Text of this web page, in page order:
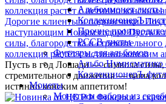
Альбоммонет листы
КоллекционерЪ
Прочие
РССВ листы
Футляры для альбомов
Альбо Нумисматико
КоллекционерЪ
Монеты
Монеты и наборы из
Дорогие клиенты и подписчики!
наступающим Новым годом! Пусть в
силы, благородства и
коллекция растёт с истинно конским
Пусть в год Лошади — символа силы,
стремительного движения — ваша
истинно конским аппетитом!